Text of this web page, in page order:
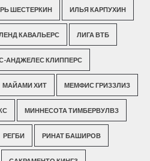
ШЕСТЕРКИН ИЛЬЯ КАРПУХИН
КАВАЛЬЕРС ЛИГА ВТБ
АНДЖЕЛЕС КЛИППЕРС
МАЙАМИ ХИТ МЕМФИС ГРИЗЗЛИЗ
МИННЕСОТА ТИМБЕРВУЛВЗ
РЕГБИ РИНАТ БАШИРОВ